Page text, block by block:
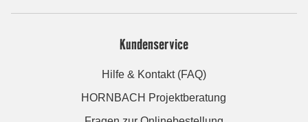
Kundenservice
Hilfe & Kontakt (FAQ)
HORNBACH Projektberatung